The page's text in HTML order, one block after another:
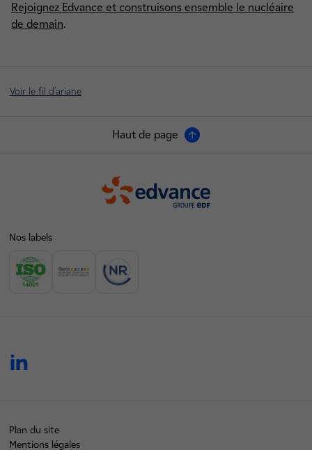
Rejoignez Edvance et construisons ensemble le nucléaire
de demain.
Voir le fil d'ariane
Haut de page
Nos labels
Plan du site
Mentions légales